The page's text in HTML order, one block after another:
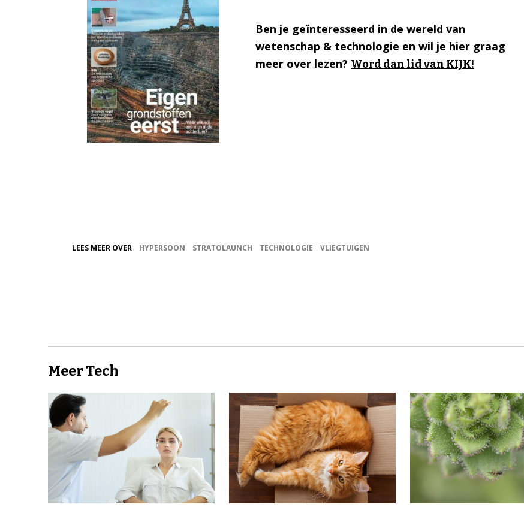
Ben je geïnteresseerd in de wereld van
wetenschap & technologie en wil je hier graag
meer over lezen? Word dan lid van KIJK!
LEES MEER OVER HYPERSOON STRATOLAUNCH TECHNOLOGIE VLIEGTUIGEN
Meer Tech